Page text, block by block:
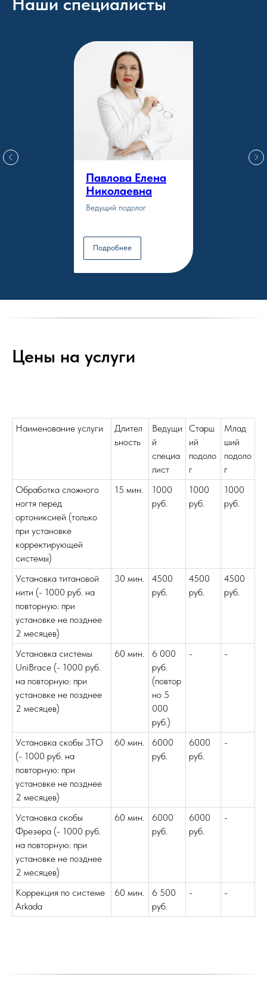
Павлова Елена
Николаевна
Ведущий подолог
Подробнее
Цены на услуги
Наименование услуги
Длител
ьность
Ведущи
й
специа
лист
Старш
ий
подоло
г
Млад
ший
подоло
г
Обработка сложного
ногтя перед
ортониксией (только
при установке
корректирующей
системы)
15 мин.
1000
руб.
1000
руб.
1000
руб.
Установка титановой
нити (- 1000 руб. на
повторную: при
установке не позднее
2 месяцев)
30 мин.
4500
руб.
4500
руб.
4500
руб.
Установка системы
UniBrace (- 1000 руб.
на повторную: при
установке не позднее
2 месяцев)
60 мин.
6 000
руб.
(повтор
но 5
000
руб.)
- -
Установка скобы 3ТО
(- 1000 руб. на
повторную: при
установке не позднее
2 месяцев)
60 мин.
6000
руб.
6000
руб.
-
Установка скобы
Фрезера (- 1000 руб.
на повторную: при
установке не позднее
2 месяцев)
60 мин.
6000
руб.
6000
руб.
-
Коррекция по системе
Arkada
60 мин.
6 500
руб.
- -